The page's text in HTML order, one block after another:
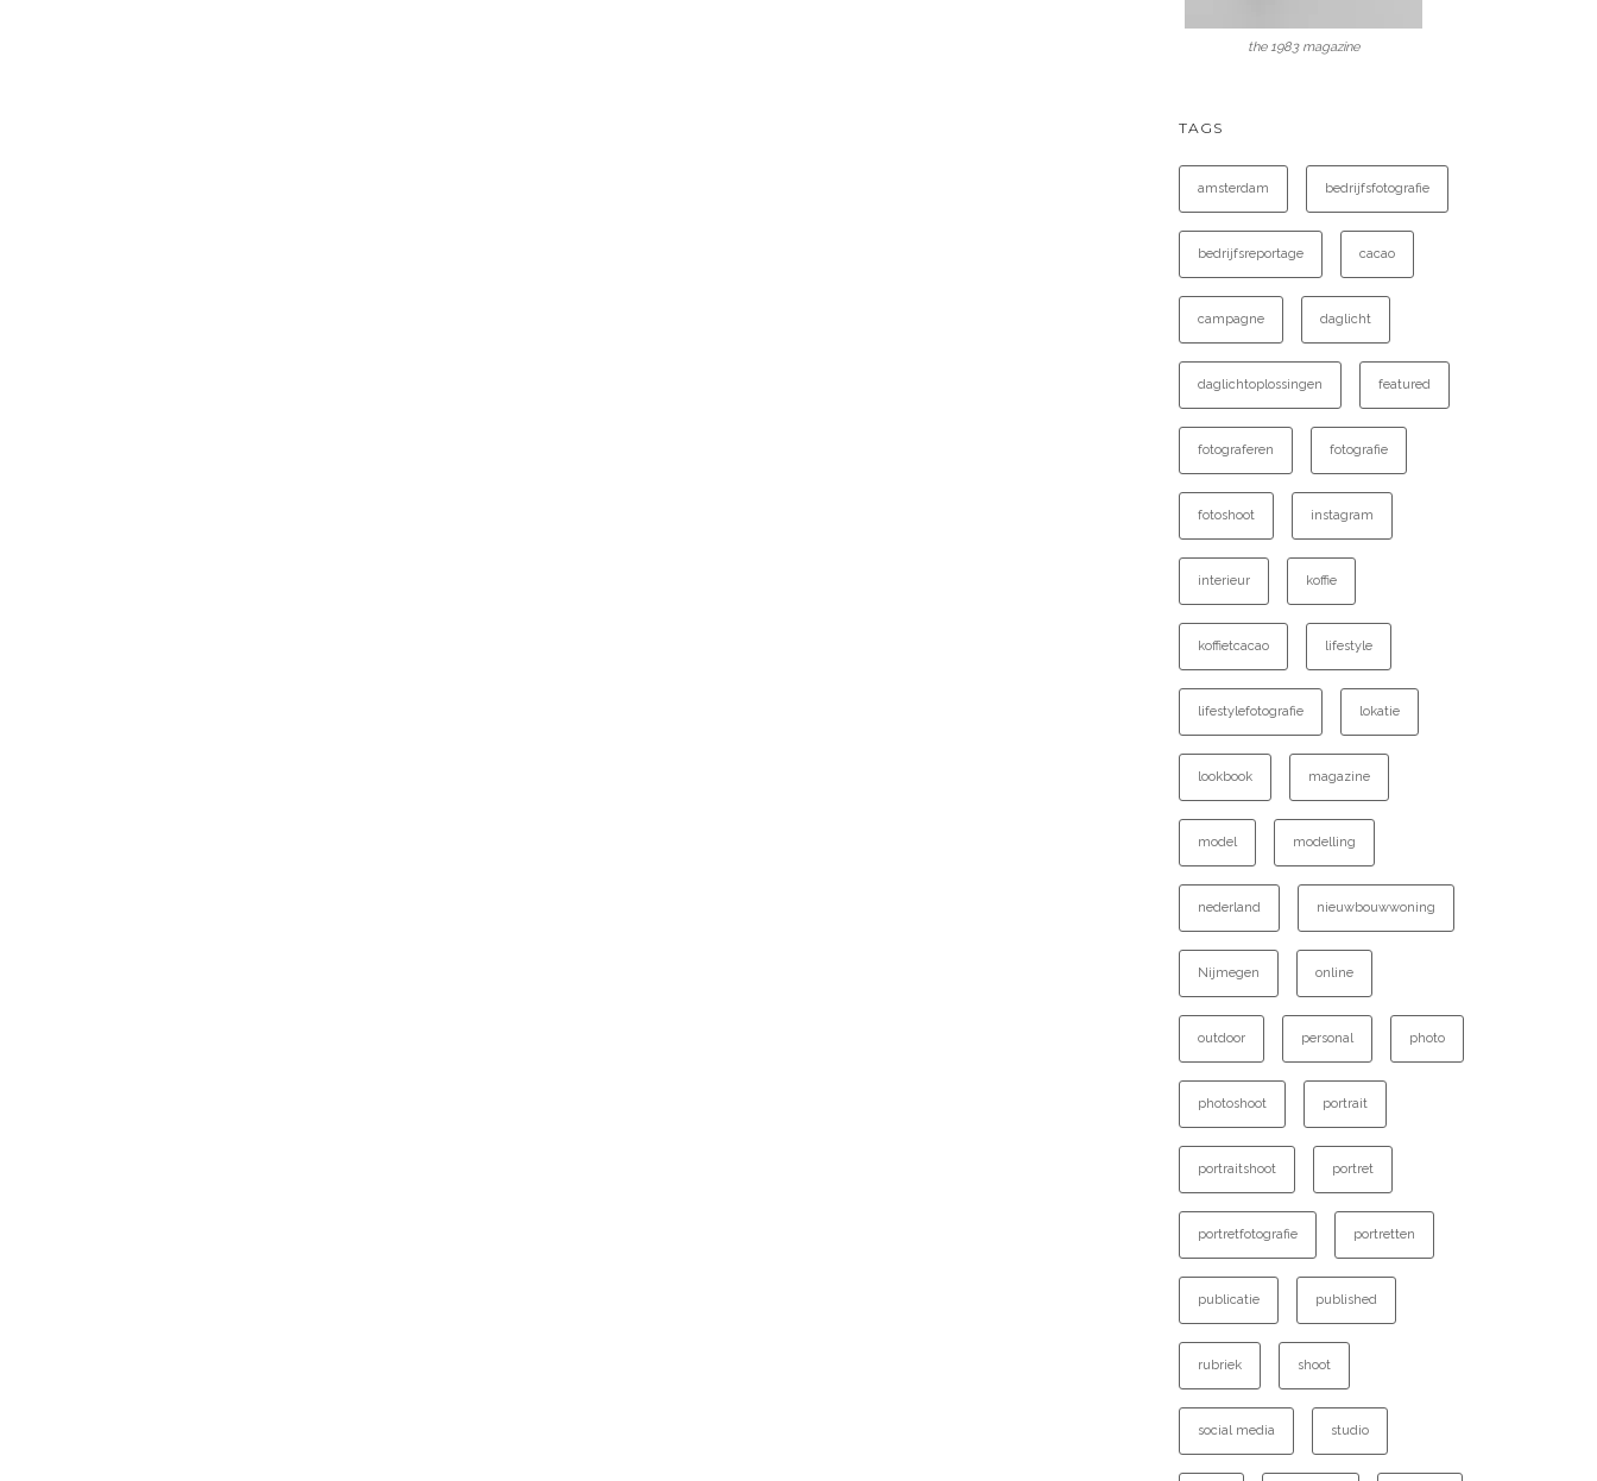
the 1983 magazine
TAGS
amsterdam bedrijfsfotografie
bedrijfsreportage cacao
campagne daglicht
daglichtoplossingen featured
fotograferen fotografie
fotoshoot instagram
interieur koffie
koffietcacao lifestyle
lifestylefotografie lokatie
lookbook magazine
model modelling
nederland nieuwbouwwoning
Nijmegen online
outdoor personal photo
photoshoot portrait
portraitshoot portret
portretfotografie portretten
publicatie published
rubriek shoot
social media studio